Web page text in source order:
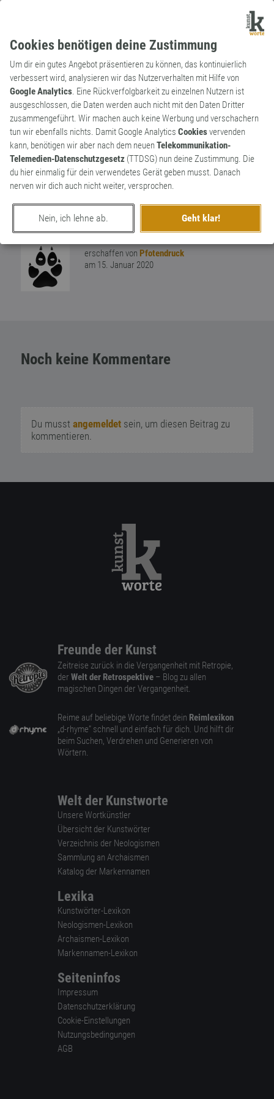
Cookies benötigen deine Zustimmung
Um dir ein gutes Angebot präsentieren zu können, das kontinuierlich
verbessert wird, analysieren wir das Nutzerverhalten mit Hilfe von
Google Analytics. Eine Rückverfolgbarkeit zu einzelnen Nutzern ist
ausgeschlossen, die Daten werden auch nicht mit den Daten Dritter
zusammengeführt. Wir machen auch keine Werbung und verschachern
tun wir ebenfalls nichts. Damit Google Analytics Cookiesvervenden
kann, benötigen wir aber nach dem neuenTelekommunikation-
Telemedien-Datenschutzgesetz (TTDSG) nun deine Zustimmung. Die
du hier einmalig für dein verwendetes Gerät geben musst. Danach
nerven wir dich auch nicht weiter, versprochen.
Nein, ich lehne ab. Geht klar!
Archaismus
Adjektiv
bedungen
Passivform von bedingt in der
Vergangenheit - heute ersetzt durch das
Konstrukt: "es war bedingt gewesen"...oder
kompliziert geht?)
erschaffen von Pfotendruck
am 15. Januar 2020
Noch keine Kommentare
Du musst angemeldetsein, um diesen Beitrag zu
kommentieren.
Freunde der Kunst
Zeitreise zurück in die Vergangenheit mit Retropie,
der Welt der Retrospektive – Blog zu allen
magischen Dingen der Vergangenheit.
Reime auf beliebige Worte findet dein Reimlexikon
„d-rhyme” schnell und einfach für dich. Und hilft dir
beim Suchen, Verdrehen und Generieren von
Wörtern.
Welt der Kunstworte
Unsere Wortkünstler
Übersicht der Kunstwörter
Verzeichnis der Neologismen
Sammlung an Archaismen
Katalog der Markennamen
Lexika
Kunstwörter-Lexikon
Neologismen-Lexikon
Archaismen-Lexikon
Markennamen-Lexikon
Seiteninfos
Impressum
Datenschutzerklärung
Cookie-Einstellungen
Nutzungsbedingungen
AGB